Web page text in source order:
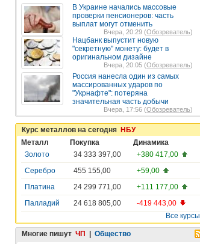
В Украине начались массовые
проверки пенсионеров: часть
выплат могут отменить
Вчера, 20:29 (Обозреватель)
Нацбанк выпустит новую
"секретную" монету: будет в
оригинальном дизайне
Вчера, 20:05 (Обозреватель)
Россия нанесла один из самых
массированных ударов по
"Укрнафте": потеряна
значительная часть добычи
Вчера, 17:56 (Обозреватель)
Курс металлов на сегодня НБУ
Металл
Покупка
Динамика
Золото
34 333 397,00
+380 417,00
Серебро
455 155,00
+59,00
Платина
24 299 771,00
+111 177,00
Палладий
24 618 805,00
-419 443,00
Все курсы
Многие пишут ЧП
Общество